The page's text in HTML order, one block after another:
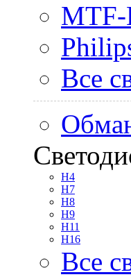
MTF-
Все
H4
H7
H8
H9
H11
H16
Все